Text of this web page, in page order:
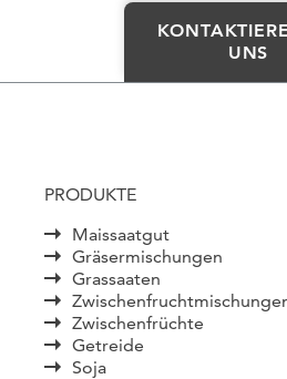
UNS
PRODUKTE
Maissaatgut
Gräsermischungen
Grassaaten
Zwischenfrüchte
Getreide
Soja